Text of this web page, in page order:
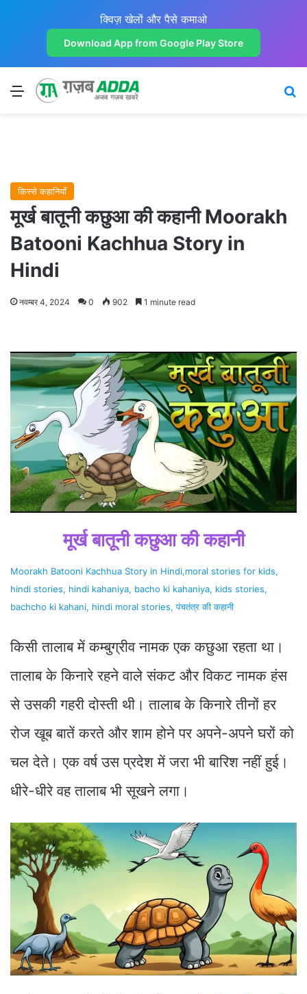
क्विज़ खेलों और पैसे कमाओ
Download App from Google Play Store
Menu
किस्से कहानियाँ
मूर्ख बातूनी कछुआ की कहानी Moorakh
Batooni Kachhua Story in
Hindi
नवम्बर 4, 2024 0 902 1 minute read
मूर्ख बातूनी कछुआ की कहानी
Moorakh Batooni Kachhua Story in Hindi,moral stories for kids,
hindi stories, hindi kahaniya, bacho ki kahaniya, kids stories,
bachcho ki kahani, hindi moral stories, पंचतंत्र की कहानी
किसी तालाब में कम्बुग्रीव नामक एक कछुआ रहता था।
तालाब के किनारे रहने वाले संकट और विकट नामक हंस
से उसकी गहरी दोस्ती थी। तालाब के किनारे तीनों हर
रोज खूब बातें करते और शाम होने पर अपने-अपने घरों को
चल देते। एक वर्ष उस प्रदेश में जरा भी बारिश नहीं हुई।
धीरे-धीरे वह तालाब भी सूखने लगा।